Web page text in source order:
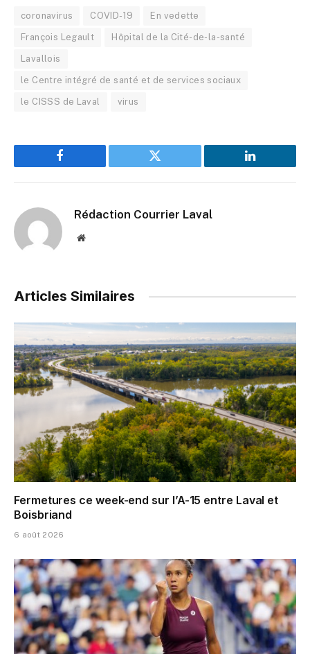
coronavirus COVID-19 En vedette
François Legault Hôpital de la Cité-de-la-santé
Lavallois
le Centre intégré de santé et de services sociaux
le CISSS de Laval virus
Facebook Twitter LinkedIn
Rédaction Courrier Laval
Website
Articles Similaires
Fermetures ce week-end sur l’A-15 entre Laval et
Boisbriand
6 août 2026